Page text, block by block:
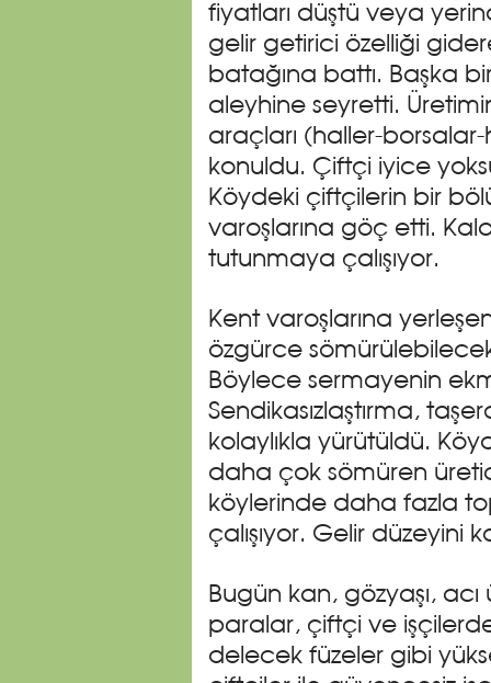
fiyatları düştü veya
gelir getirici özelliği
batağına battı. Başka
aleyhine seyretti.
araçları (haller-
konuldu. Çiftçi iyice
Köydeki çiftçilerin bir
varoşlarına göç etti.
tutunmaya çalışıyor.
Kent varoşlarına
özgürce
Böylece sermayenin
Sendikasızlaştırma,
kolaylıkla yürütüldü.
daha çok sömüren
köylerinde daha fazla
çalışıyor. Gelir düzeyini
Bugün kan, gözyaşı,
paralar, çiftçi ve
delecek füzeler gibi